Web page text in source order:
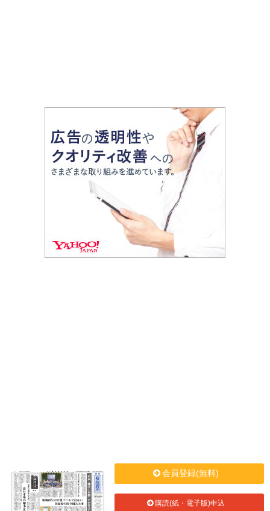
会員登録(無料)
購読(紙・電子版)申込